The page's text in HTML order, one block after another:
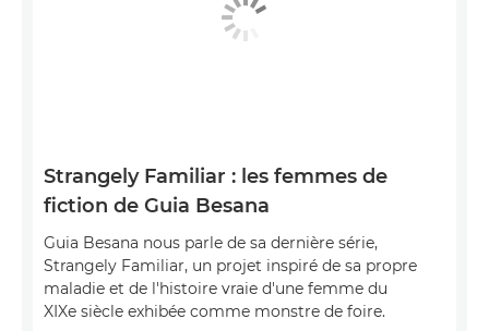
Strangely Familiar : les femmes de
fiction de Guia Besana
Guia Besana nous parle de sa dernière série,
Strangely Familiar, un projet inspiré de sa propre
maladie et de l'histoire vraie d'une femme du
XIXe siècle exhibée comme monstre de foire.